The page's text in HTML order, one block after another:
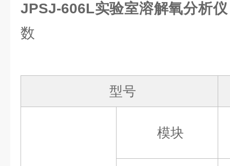
JPSJ-606L实验室溶解氧分析
数
型号
模块